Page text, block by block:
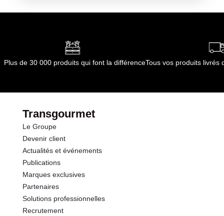
Plus de 30 000 produits qui font la différenceTous vos produits livrés
Transgourmet
Le Groupe
Devenir client
Actualités et événements
Publications
Marques exclusives
Partenaires
Solutions professionnelles
Recrutement